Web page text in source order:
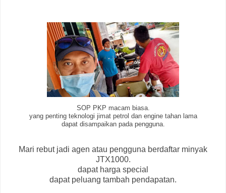
SOP PKP macam biasa.
yang penting teknologi jimat petrol dan engine tahan lama
dapat disampaikan pada pengguna.
Mari rebut jadi agen atau pengguna berdaftar minyak
JTX1000.
dapat harga special
dapat peluang tambah pendapatan.